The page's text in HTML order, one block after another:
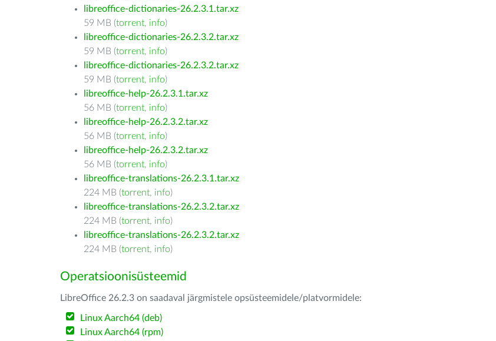
libreoffice-dictionaries-26.2.3.1.tar.xz
59 MB (torrent, info)
libreoffice-dictionaries-26.2.3.2.tar.xz
59 MB (torrent, info)
libreoffice-dictionaries-26.2.3.2.tar.xz
59 MB (torrent, info)
libreoffice-help-26.2.3.1.tar.xz
56 MB (torrent, info)
libreoffice-help-26.2.3.2.tar.xz
56 MB (torrent, info)
libreoffice-help-26.2.3.2.tar.xz
56 MB (torrent, info)
libreoffice-translations-26.2.3.1.tar.xz
224 MB (torrent, info)
libreoffice-translations-26.2.3.2.tar.xz
224 MB (torrent, info)
libreoffice-translations-26.2.3.2.tar.xz
224 MB (torrent, info)
Operatsioonisüsteemid
LibreOffice 26.2.3 on saadaval järgmistele opsüsteemidele/platvormidele:
Linux Aarch64 (deb)
Linux Aarch64 (rpm)